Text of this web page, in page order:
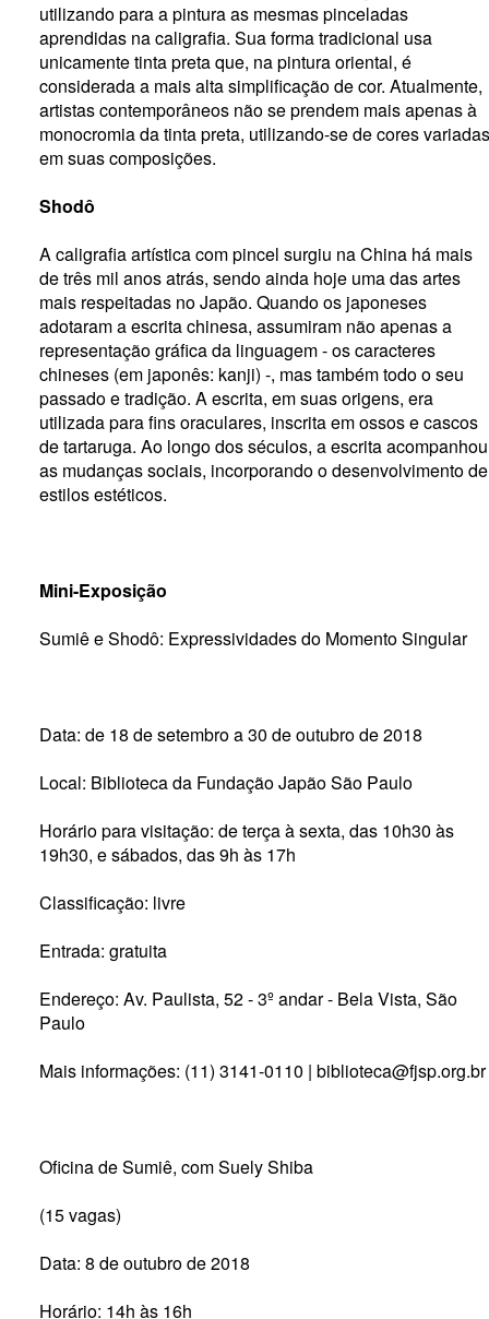
utilizando para a pintura as mesmas pinceladas
aprendidas na caligrafia. Sua forma tradicional usa
unicamente tinta preta que, na pintura oriental, é
considerada a mais alta simplificação de cor. Atualmente,
artistas contemporâneos não se prendem mais apenas à
monocromia da tinta preta, utilizando-se de cores variadas
em suas composições.
Shodô
A caligrafia artística com pincel surgiu na China há mais
de três mil anos atrás, sendo ainda hoje uma das artes
mais respeitadas no Japão. Quando os japoneses
adotaram a escrita chinesa, assumiram não apenas a
representação gráfica da linguagem - os caracteres
chineses (em japonês: kanji) -, mas também todo o seu
passado e tradição. A escrita, em suas origens, era
utilizada para fins oraculares, inscrita em ossos e cascos
de tartaruga. Ao longo dos séculos, a escrita acompanhou
as mudanças sociais, incorporando o desenvolvimento de
estilos estéticos.
Mini-Exposição
Sumiê e Shodô: Expressividades do Momento Singular
Data: de 18 de setembro a 30 de outubro de 2018
Local: Biblioteca da Fundação Japão São Paulo
Horário para visitação: de terça à sexta, das 10h30 às
19h30, e sábados, das 9h às 17h
Classificação: livre
Entrada: gratuita
Endereço: Av. Paulista, 52 - 3º andar - Bela Vista, São
Paulo
Mais informações: (11) 3141-0110 | biblioteca@fjsp.org.br
Oficina de Sumiê, com Suely Shiba
(15 vagas)
Data: 8 de outubro de 2018
Horário: 14h às 16h